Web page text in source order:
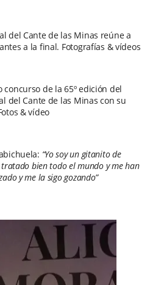
del Cante de las Minas reúne a
a la final. Fotografías & vídeos
de la 65º edición del
del Cante de las Minas con su
& vídeo
“Yo soy un gitanito de
bien todo el mundo y me han
y me la sigo gozando”